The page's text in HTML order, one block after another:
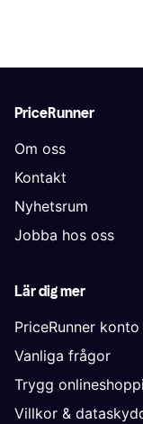
PriceRunner
Om oss
Kontakt
Nyhetsrum
Jobba hos oss
Lär dig mer
PriceRunner konto
Vanliga frågor
Trygg
Villkor &